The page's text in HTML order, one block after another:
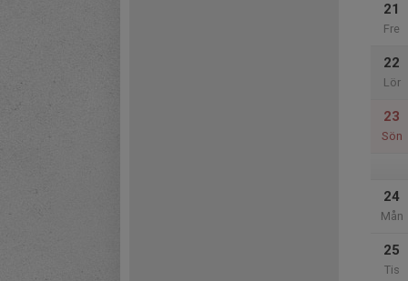
21
Fre
22
Lör
23
Sön
24
Mån
25
Tis